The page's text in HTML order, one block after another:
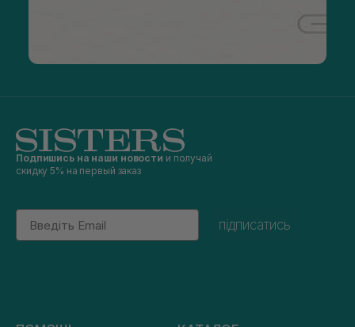
Подпишись на наши новости и получай
скидку 5% на первый заказ
Email
підписатись